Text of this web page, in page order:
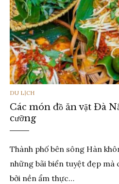
THỂ
LOẠI
DU LỊCH
Các món đồ ăn vặt Đà
cưỡng
Thành phố bên sông Hàn
những bãi biển tuyệt đẹp mà
bởi nền ẩm thực…